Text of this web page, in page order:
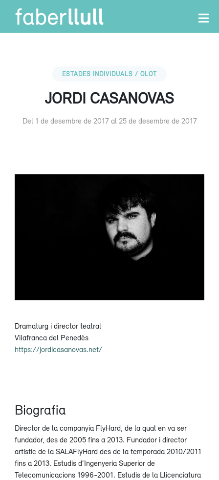
ESTADES INDIVIDUALS / OLOT
JORDI CASANOVAS
Del 1 de desembre de 2017 al 25 de desembre de 2017
Dramaturg i director teatral
Vilafranca del Penedès
https://jordicasanovas.net/
Biografia
Director de la companyia FlyHard, de la qual en va ser
fundador, des de 2005 fins a 2013. Fundador i director
artístic de la SALAFlyHard des de la temporada 2010/2011
fins a 2013. Estudis d’Ingenyeria Superior de
Telecomunicacions 1996-2001. Estudis de la Llicenciatura